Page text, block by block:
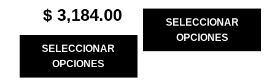
ORIGINAL
PRICE
$ 3,980.00.
$3,184.00CURRENT
SELECCIONAR
OPCIONES
SELECCIONAR
OPCIONES